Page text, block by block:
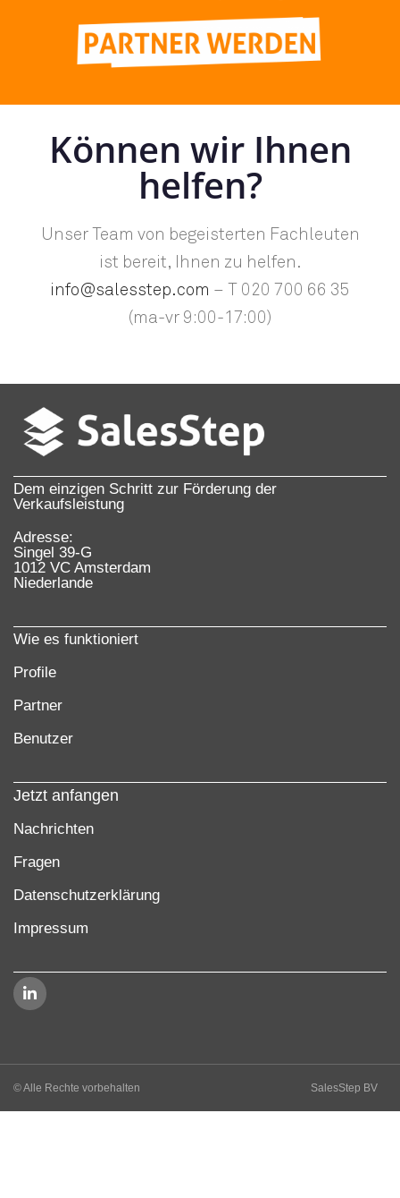
Können wir Ihnen
helfen?
Unser Team von begeisterten Fachleuten
ist bereit, Ihnen zu helfen.
info@salesstep.com – T 020 700 66 35
(ma-vr 9:00-17:00)
Dem einzigen Schritt zur Förderung der
Verkaufsleistung
Adresse:
Singel 39-G
1012 VC Amsterdam
Niederlande
Wie es funktioniert
Profile
Partner
Benutzer
Jetzt anfangen
Nachrichten
Fragen
Datenschutzerklärung
Impressum
© Alle Rechte vorbehalten SalesStep BV